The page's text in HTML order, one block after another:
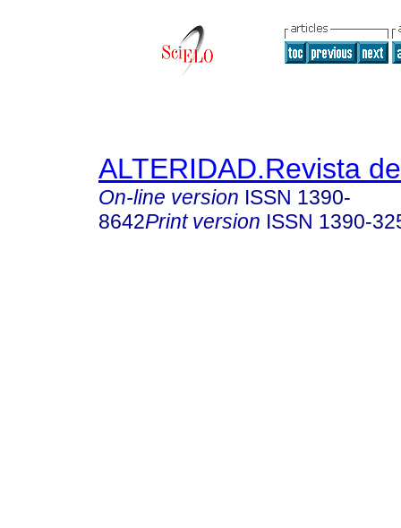
ALTERIDAD.Revista
On-line version ISSN 1390-
8642Print version ISSN 1390-